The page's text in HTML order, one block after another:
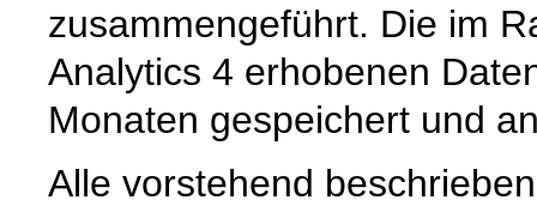
zusammengeführt. Die im
Analytics 4 erhobenen
Monaten gespeichert und
Alle vorstehend